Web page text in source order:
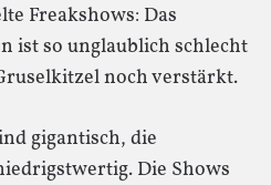
Freakshows: Das
ist so unglaublich schlecht
noch verstärkt.
gigantisch, die
Die Shows